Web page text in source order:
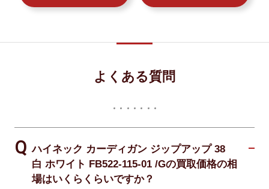
よくある質問
ハイネック カーディガン ジップアップ 38
白 ホワイト FB522-115-01 /Gの買取価格の相
場はいくらくらいですか？